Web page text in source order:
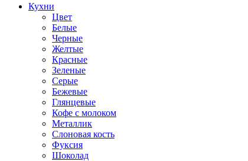
Кухни
Цвет
Белые
Черные
Желтые
Красные
Зеленые
Серые
Бежевые
Глянцевые
Кофе с молоком
Металлик
Слоновая кость
Фуксия
Шоколад